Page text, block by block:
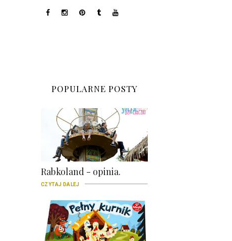
POPULARNE POSTY
Rabkoland - opinia.
CZYTAJ DALEJ